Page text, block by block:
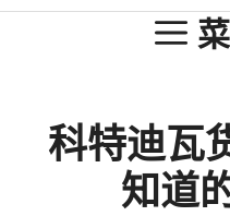
科特迪瓦
知道